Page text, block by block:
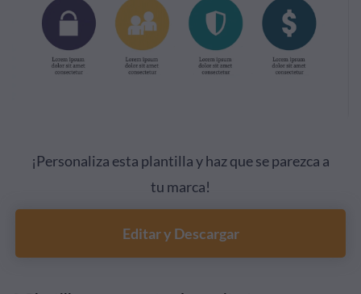
¡Personaliza esta plantilla y haz que se parezca a
tu marca!
Editar y Descargar